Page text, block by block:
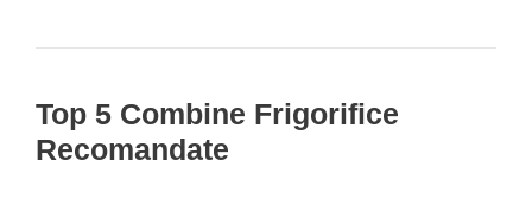
Top 5 Combine Frigorifice
Recomandate